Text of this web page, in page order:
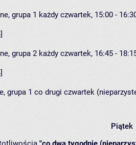
grupa 1 każdy czwartek, 15:00 -
grupa 2 każdy czwartek, 16:45 -
grupa 1 co drugi czwartek
Piątek